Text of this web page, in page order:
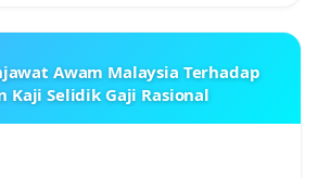
Awam Malaysia Terhadap
Kaji Selidik Gaji Rasional